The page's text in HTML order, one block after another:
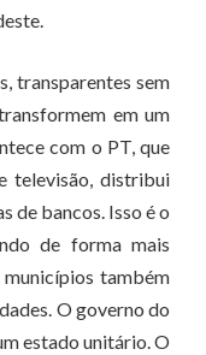
transparentes sem
em um
com o PT, que
televisão, distribui
de bancos. Isso é o
de forma mais
também
O governo do
estado unitário. O